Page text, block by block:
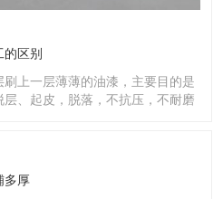
区别
上一层薄薄的油漆，主要目的是
、起皮，脱落，不抗压，不耐磨
多厚